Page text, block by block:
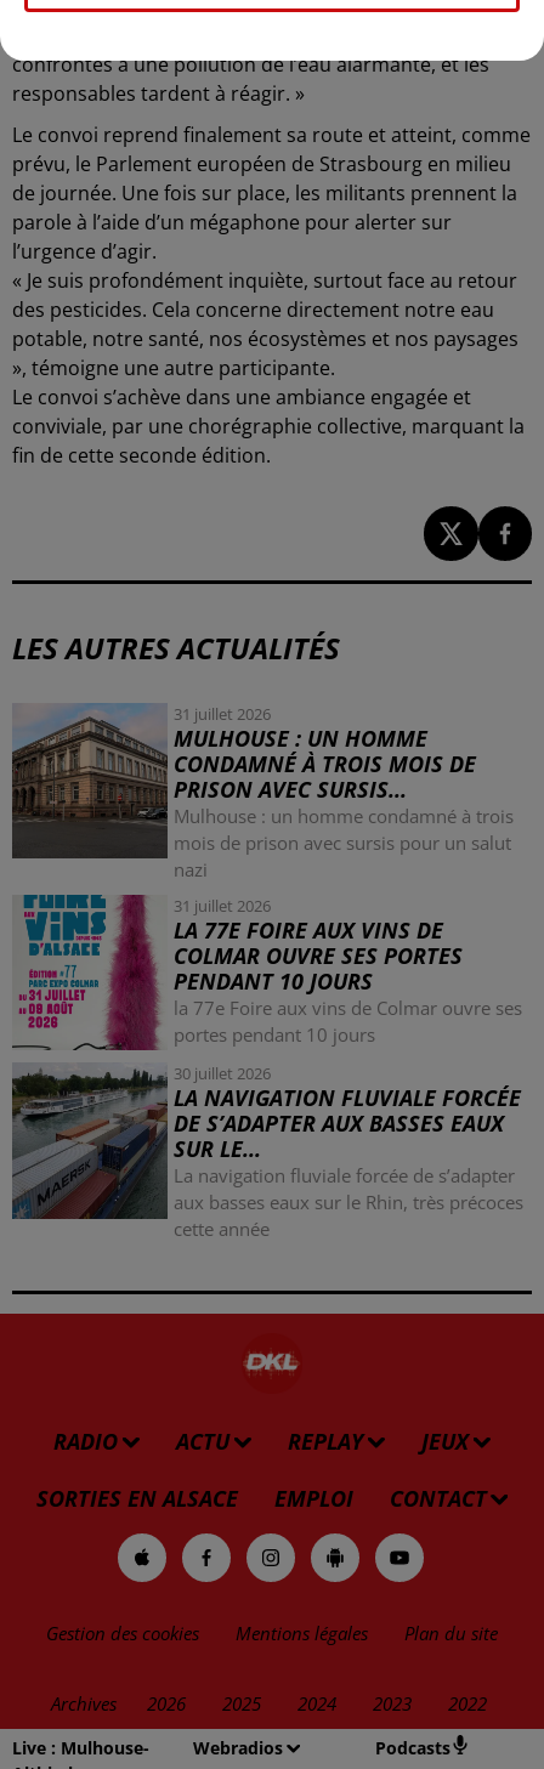
Live : Mulhouse-
Webradios Podcasts
encore trop souvent les intérêts économiques au
confrontés à une pollution de l’eau alarmante, et les
responsables tardent à réagir. »
Le convoi reprend finalement sa route et atteint, comme
prévu, le Parlement européen de Strasbourg en milieu
de journée. Une fois sur place, les militants prennent la
parole à l’aide d’un mégaphone pour alerter sur
l’urgence d’agir.
« Je suis profondément inquiète, surtout face au retour
des pesticides. Cela concerne directement notre eau
potable, notre santé, nos écosystèmes et nos paysages
», témoigne une autre participante.
Le convoi s’achève dans une ambiance engagée et
conviviale, par une chorégraphie collective, marquant la
fin de cette seconde édition.
LES AUTRES ACTUALITÉS
31 juillet 2026
MULHOUSE : UN HOMME
CONDAMNÉ À TROIS MOIS DE
PRISON AVEC SURSIS...
Mulhouse : un homme condamné à trois
mois de prison avec sursis pour un salut
nazi
31 juillet 2026
LA 77E FOIRE AUX VINS DE
COLMAR OUVRE SES PORTES
PENDANT 10 JOURS
la 77e Foire aux vins de Colmar ouvre ses
portes pendant 10 jours
30 juillet 2026
LA NAVIGATION FLUVIALE FORCÉE
DE S’ADAPTER AUX BASSES EAUX
SUR LE...
La navigation fluviale forcée de s’adapter
aux basses eaux sur le Rhin, très précoces
cette année
RADIO ACTU REPLAY
JEUX
SORTIES EN ALSACE
EMPLOI CONTACT
Gestion des cookies Mentions légales Plan du site
Archives 2026 2025 2024 2023 2022